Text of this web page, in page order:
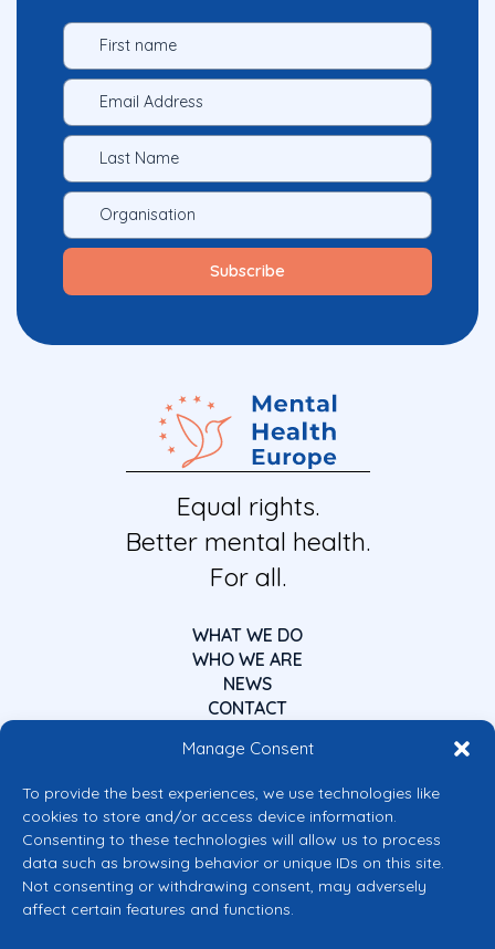
Manage Consent
To provide the best experiences, we use technologies like
cookies to store and/or access device information.
Consenting to these technologies will allow us to process
data such as browsing behavior or unique IDs on this site.
Not consenting or withdrawing consent, may adversely
affect certain features and functions.
Equal rights.
Better mental health.
For all.
WHAT WE DO
WHO WE ARE
NEWS
CONTACT
Co-funded by the European Union
Views and opinions expressed are however those of the author(s) only and
do not necessarily reflect those of the European Union or the European